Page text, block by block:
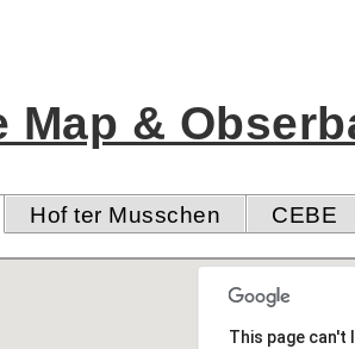
Map &
Hof ter Musschen CEBE